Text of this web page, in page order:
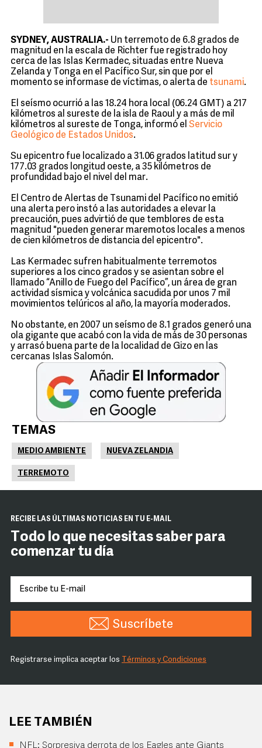
SYDNEY, AUSTRALIA.- Un terremoto de 6.8 grados de
magnitud en la escala de Richter fue registrado hoy
cerca de las Islas Kermadec, situadas entre Nueva
Zelanda y Tonga en el Pacífico Sur, sin que por el
momento se informase de víctimas, o alerta de tsunami.
El seísmo ocurrió a las 18.24 hora local (06.24 GMT) a 217
kilómetros al sureste de la isla de Raoul y a más de mil
kilómetros al sureste de Tonga, informó el Servicio
Geológico de Estados Unidos.
Su epicentro fue localizado a 31.06 grados latitud sur y
177.03 grados longitud oeste, a 35 kilómetros de
profundidad bajo el nivel del mar.
El Centro de Alertas de Tsunami del Pacífico no emitió
una alerta pero instó a las autoridades a elevar la
precaución, pues advirtió de que temblores de esta
magnitud "pueden generar maremotos locales a menos
de cien kilómetros de distancia del epicentro".
Las Kermadec sufren habitualmente terremotos
superiores a los cinco grados y se asientan sobre el
llamado “Anillo de Fuego del Pacífico”, un área de gran
actividad sísmica y volcánica sacudida por unos 7 mil
movimientos telúricos al año, la mayoría moderados.
No obstante, en 2007 un seísmo de 8.1 grados generó una
ola gigante que acabó con la vida de más de 30 personas
y arrasó buena parte de la localidad de Gizo en las
cercanas Islas Salomón.
TEMAS
MEDIO AMBIENTE NUEVA ZELANDIA
TERREMOTO
RECIBE LAS ÚLTIMAS NOTICIAS EN TU E-MAIL
Todo lo que necesitas saber para
comenzar tu día
Suscríbete
Registrarse implica aceptar los Términos y Condiciones
LEE TAMBIÉN
NFL: Sorpresiva derrota de los Eagles ante Giants